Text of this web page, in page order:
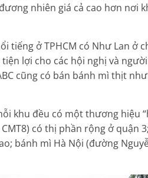
nhiên giá cả cao hơn nơi
tiếng ở TPHCM có Như Lan ở
lợi cho các hội nghị và
cũng có bán bánh mì thịt
khu đều có một thương hiệu
có thị phần rộng ở quận
bánh mì Hà Nội (đường